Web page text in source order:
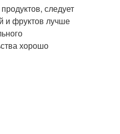
следует
и фруктов лучше
хорошо